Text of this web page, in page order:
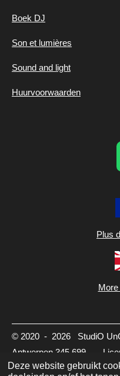
Deze website gebruikt
Boek DJ
Son et lumières
Sound and light
Huurvoorwaarden
Plus
© 2020 - 2026 StudiO
Antwerpen 345.699 -
-info@studiouno.be